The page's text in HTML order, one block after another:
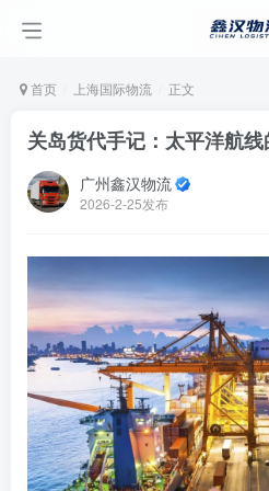
首页 上海国际物流 正文
关岛货代手记：太平洋航
广州鑫汉物流
2026-2-25发布